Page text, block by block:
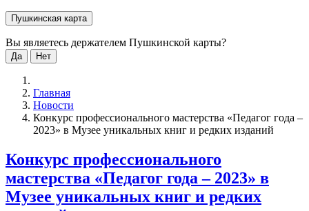
Пушкинская карта
Вы являетесь держателем Пушкинской карты?
Да Нет
Главная
Новости
Конкурс профессионального мастерства «Педагог года –
2023» в Музее уникальных книг и редких изданий
Конкурс профессионального
мастерства «Педагог года – 2023» в
Музее уникальных книг и редких